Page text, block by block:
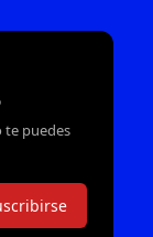
te puedes